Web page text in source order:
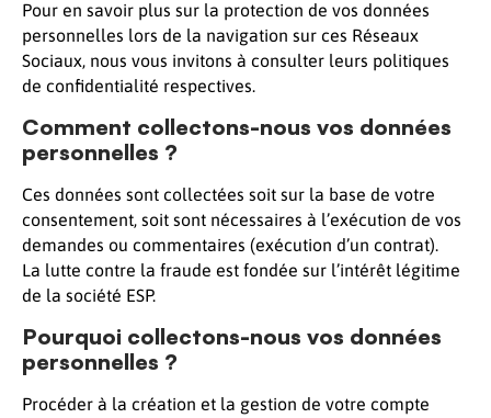
Pour en savoir plus sur la protection de vos données
personnelles lors de la navigation sur ces Réseaux
Sociaux, nous vous invitons à consulter leurs politiques
de confidentialité respectives.
Comment collectons-nous vos données
personnelles ?
Ces données sont collectées soit sur la base de votre
consentement, soit sont nécessaires à l’exécution de vos
demandes ou commentaires (exécution d’un contrat).
La lutte contre la fraude est fondée sur l’intérêt légitime
de la société ESP.
Pourquoi collectons-nous vos données
personnelles ?
Procéder à la création et la gestion de votre compte